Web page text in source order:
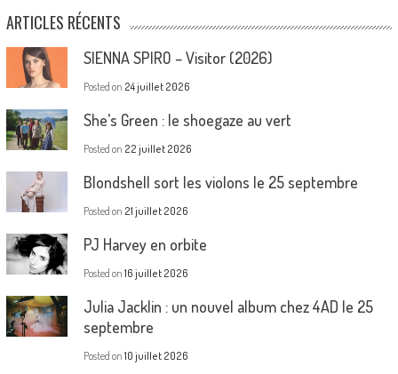
ARTICLES RÉCENTS
SIENNA SPIRO – Visitor (2026)
Posted on 24 juillet 2026
She’s Green : le shoegaze au vert
Posted on 22 juillet 2026
Blondshell sort les violons le 25 septembre
Posted on 21 juillet 2026
PJ Harvey en orbite
Posted on 16 juillet 2026
Julia Jacklin : un nouvel album chez 4AD le 25
septembre
Posted on 10 juillet 2026